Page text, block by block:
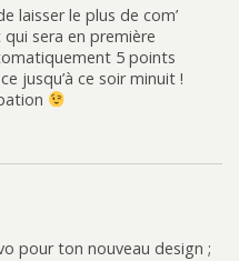
laisser le plus de com’
sera en première
5 points
jusqu’à ce soir minuit !
pour ton nouveau design ;